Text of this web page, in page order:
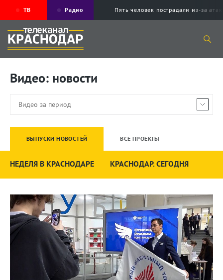
ТВ Радио Пять человек пострадали из-за
Видео: новости
ВЫПУСКИ НОВОСТЕЙ ВСЕ ПРОЕКТЫ
НЕДЕЛЯ В КРАСНОДАРЕ КРАСНОДАР. СЕГОДНЯ